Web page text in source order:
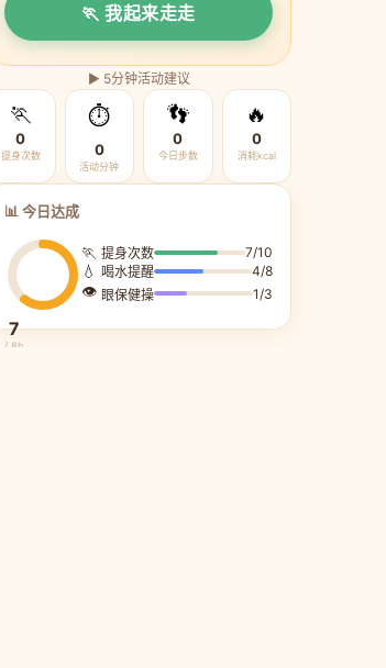
🏃 我起来走走
▶ 5分钟活动建议
🏃
0
提身次数
⏱️
0
活动分钟
👣
0
今日步数
🔥
0
消耗kcal
📊 今日达成
7
/ 8h
🏃 提身次数 7/10
💧 喝水提醒 4/8
👁️ 眼保健操 1/3